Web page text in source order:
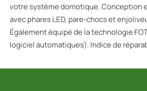
votre système domotique. Conception
avec phares LED, pare-chocs et
Également équipé de la technologie
logiciel automatiques). Indice de